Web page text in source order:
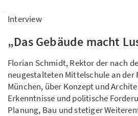
Interview
„Das Gebäude macht
Florian Schmidt, Rektor der nach
neugestalteten Mittelschule an der
München, über Konzept und
Erkenntnisse und politische
Planung, Bau und stetiger